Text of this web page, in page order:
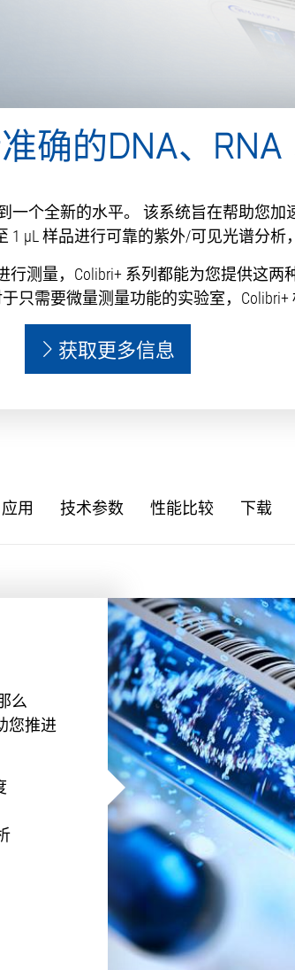
确的DNA、
一个全新的水平。 该系统旨在帮助您
µL 样品进行可靠的紫外/可见光谱分析
测量，Colibri+ 系列都能为您提供这两
只需要微量测量功能的实验室，Colibri+
获取更多信息
应用 技术参数 性能比较 下载
么
您推进